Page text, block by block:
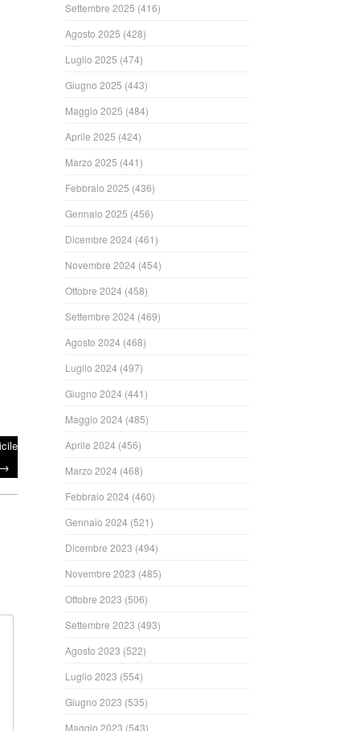
→
Settembre 2025 (416)
Agosto 2025 (428)
Luglio 2025 (474)
Giugno 2025 (443)
Maggio 2025 (484)
Aprile 2025 (424)
Marzo 2025 (441)
Febbraio 2025 (436)
Gennaio 2025 (456)
Dicembre 2024 (461)
Novembre 2024 (454)
Ottobre 2024 (458)
Settembre 2024 (469)
Agosto 2024 (468)
Luglio 2024 (497)
Giugno 2024 (441)
Maggio 2024 (485)
Aprile 2024 (456)
Marzo 2024 (468)
Febbraio 2024 (460)
Gennaio 2024 (521)
Dicembre 2023 (494)
Novembre 2023 (485)
Ottobre 2023 (506)
Settembre 2023 (493)
Agosto 2023 (522)
Luglio 2023 (554)
Giugno 2023 (535)
Maggio 2023 (543)